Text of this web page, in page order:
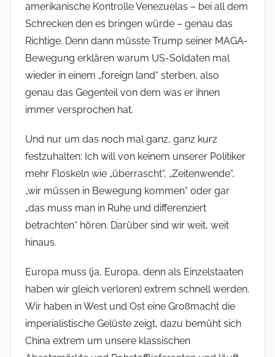
amerikanische Kontrolle Venezuelas – bei all dem
Schrecken den es bringen würde – genau das
Richtige. Denn dann müsste Trump seiner MAGA-
Bewegung erklären warum US-Soldaten mal
wieder in einem „foreign land“ sterben, also
genau das Gegenteil von dem was er ihnen
immer versprochen hat.
Und nur um das noch mal ganz, ganz kurz
festzuhalten: Ich will von keinem unserer Politiker
mehr Floskeln wie „überrascht“, „Zeitenwende“,
„wir müssen in Bewegung kommen“ oder gar
„das muss man in Ruhe und differenziert
betrachten“ hören. Darüber sind wir weit, weit
hinaus.
Europa muss (ja, Europa, denn als Einzelstaaten
haben wir gleich verloren) extrem schnell werden.
Wir haben in West und Ost eine Großmacht die
imperialistische Gelüste zeigt, dazu bemüht sich
China extrem um unsere klassischen